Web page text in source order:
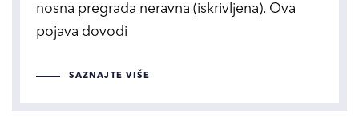
nosna pregrada neravna (iskrivljena). Ova
pojava dovodi
SAZNAJTE VIŠE